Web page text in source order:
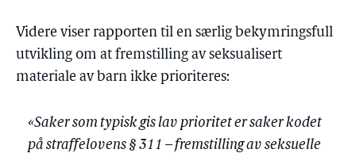
Videre viser rapporten til en særlig bekymringsfull
utvikling om at fremstilling av seksualisert
materiale av barn ikke prioriteres:
«Saker som typisk gis lav prioritet er saker kodet
på straffelovens § 311 – fremstilling av seksuelle